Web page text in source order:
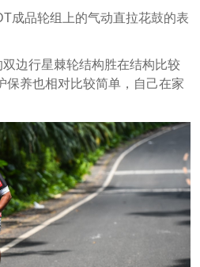
成品轮组上的气动直拉花鼓的表
边行星棘轮结构胜在结构比较
保养也相对比较简单，自己在家